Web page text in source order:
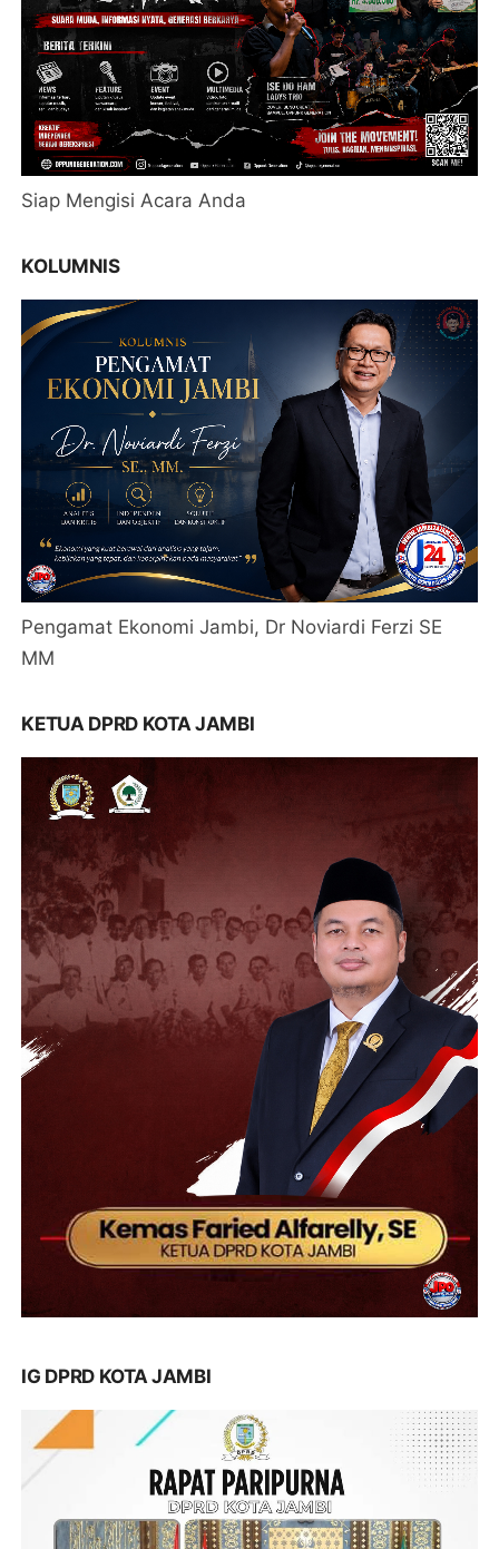
Siap Mengisi Acara Anda
KOLUMNIS
Pengamat Ekonomi Jambi, Dr Noviardi Ferzi SE
MM
KETUA DPRD KOTA JAMBI
IG DPRD KOTA JAMBI